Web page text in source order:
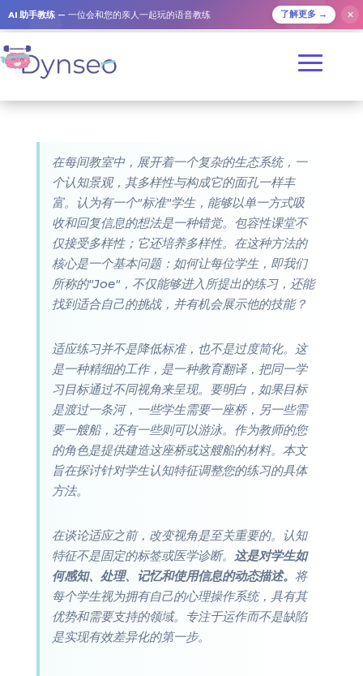
AI 助手教练 — 一位会和您的亲人一起玩的语音教练 了解更多 → ✕
在每间教室中，展开着一个复杂的生态系统，一
个认知景观，其多样性与构成它的面孔一样丰
富。认为有一个"标准"学生，能够以单一方式吸
收和回复信息的想法是一种错觉。包容性课堂不
仅接受多样性；它还培养多样性。在这种方法的
核心是一个基本问题：如何让每位学生，即我们
所称的"Joe"，不仅能够进入所提出的练习，还能
找到适合自己的挑战，并有机会展示他的技能？
适应练习并不是降低标准，也不是过度简化。这
是一种精细的工作，是一种教育翻译，把同一学
习目标通过不同视角来呈现。要明白，如果目标
是渡过一条河，一些学生需要一座桥，另一些需
要一艘船，还有一些则可以游泳。作为教师的您
的角色是提供建造这座桥或这艘船的材料。本文
旨在探讨针对学生认知特征调整您的练习的具体
方法。
在谈论适应之前，改变视角是至关重要的。认知
特征不是固定的标签或医学诊断。 这是对学生如
何感知、处理、记忆和使用信息的动态描述。 将
每个学生视为拥有自己的心理操作系统，具有其
优势和需要支持的领域。专注于运作而不是缺陷
是实现有效差异化的第一步。